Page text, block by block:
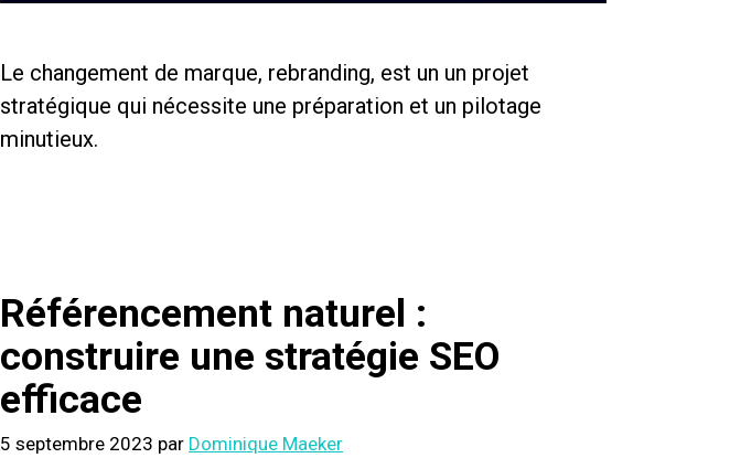
Le changement de marque, rebranding, est un un projet
stratégique qui nécessite une préparation et un pilotage
minutieux.
Référencement naturel :
construire une stratégie SEO
efficace
5 septembre 2023 par Dominique Maeker